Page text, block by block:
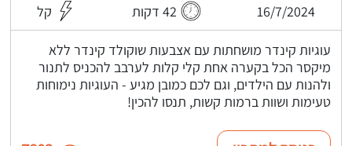
16/7/2024 42 דקות קל
עוגיות קינדר מושחתות עם אצבעות שוקולד קינדר ללא
מיקסר הכל בקערה אחת קלי קלות לערבב להכניס לתנור
ולהנות עם הילדים, וגם לכם כמובן מגיע - העוגיות נימוחות
טעימות ושוות ברמות קשות, תנסו להכין!